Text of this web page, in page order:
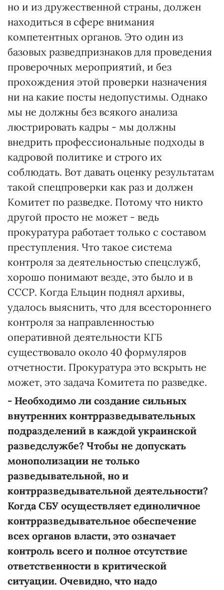
но и из дружественной страны, должен
находиться в сфере внимания
компетентных органов. Это один из
базовых разведпризнаков для проведения
проверочных мероприятий, и без
прохождения этой проверки назначения
ни на какие посты недопустимы. Однако
мы не должны без всякого анализа
люстрировать кадры - мы должны
внедрить профессиональные подходы в
кадровой политике и строго их
соблюдать. Вот давать оценку результатам
такой спецпроверки как раз и должен
Комитет по разведке. Потому что никто
другой просто не может - ведь
прокуратура работает только с составом
преступления. Что такое система
контроля за деятельностью спецслужб,
хорошо понимают везде, это было и в
СССР. Когда Ельцин поднял архивы,
удалось выяснить, что для всестороннего
контроля за направленностью
оперативной деятельности КГБ
существовало около 40 формуляров
отчетности. Прокуратура это вскрыть не
может, это задача Комитета по разведке.
- Необходимо ли создание сильных
внутренних контрразведывательных
подразделений в каждой украинской
разведслужбе? Чтобы не допускать
монополизации не только
разведывательной, но и
контрразведывательной деятельности?
Когда СБУ осуществляет единоличное
контрразведывательное обеспечение
всех органов власти, это означает
контроль всего и полное отсутствие
ответственности в критической
ситуации. Очевидно, что надо